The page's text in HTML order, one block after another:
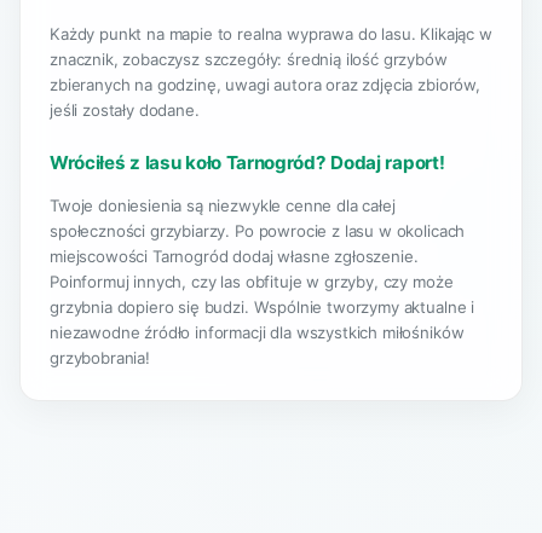
Każdy punkt na mapie to realna wyprawa do lasu. Klikając w
znacznik, zobaczysz szczegóły: średnią ilość grzybów
zbieranych na godzinę, uwagi autora oraz zdjęcia zbiorów,
jeśli zostały dodane.
Wróciłeś z lasu koło Tarnogród? Dodaj raport!
Twoje doniesienia są niezwykle cenne dla całej
społeczności grzybiarzy. Po powrocie z lasu w okolicach
miejscowości Tarnogród dodaj własne zgłoszenie.
Poinformuj innych, czy las obfituje w grzyby, czy może
grzybnia dopiero się budzi. Wspólnie tworzymy aktualne i
niezawodne źródło informacji dla wszystkich miłośników
grzybobrania!